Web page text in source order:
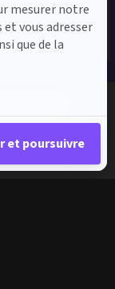
mesurer notre
vous adresser
que de la
et poursuivre